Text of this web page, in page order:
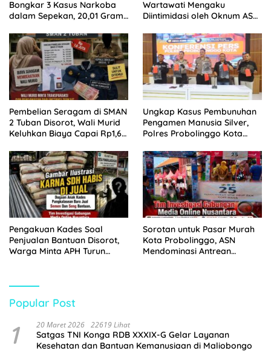
Bongkar 3 Kasus Narkoba
dalam Sepekan, 20,01 Gram
Wartawati Mengaku
Diintimidasi oleh Oknum ASN
Tempuh Jalur Hukum
Pembelian Seragam di SMAN
2 Tuban Disorot, Wali Murid
Keluhkan Biaya Capai Rp1,6
Ungkap Kasus Pembunuhan
Pengamen Manusia Silver,
Polres Probolinggo Kota
Pengakuan Kades Soal
Penjualan Bantuan Disorot,
Warga Minta APH Turun
Sorotan untuk Pasar Murah
Kota Probolinggo, ASN
Mendominasi Antrean
Popular Post
1 20 Maret 2026 22619 Lihat
Satgas TNI Konga RDB XXXIX-G Gelar Layanan
Kesehatan dan Bantuan Kemanusiaan di Maliobongo